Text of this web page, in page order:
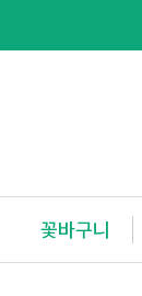
꽃바구니